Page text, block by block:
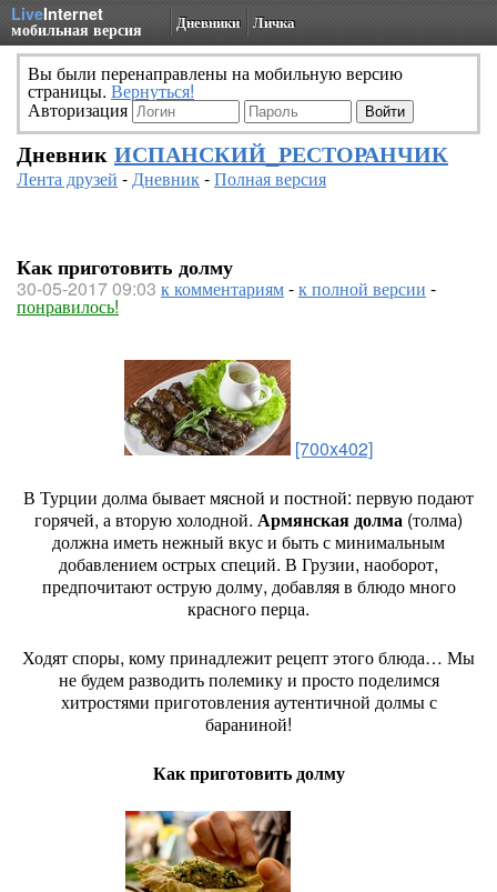
LiveInternet
мобильная версия Дневники Личка
Вы были перенаправлены на мобильную версию
страницы. Вернуться!
Авторизация
Дневник ИСПАНСКИЙ_РЕСТОРАНЧИК
Лента друзей -Дневник-Полная версия
Как приготовить долму
30-05-2017 09:03 к комментариям-к полной версии -
понравилось!
[700x402]
В Турции долма бывает мясной и постной: первую подают
горячей, а вторую холодной. Армянская долма (толма)
должна иметь нежный вкус и быть с минимальным
добавлением острых специй. В Грузии, наоборот,
предпочитают острую долму, добавляя в блюдо много
красного перца.
Ходят споры, кому принадлежит рецепт этого блюда… Мы
не будем разводить полемику и просто поделимся
хитростями приготовления аутентичной долмы с
бараниной!
Как приготовить долму